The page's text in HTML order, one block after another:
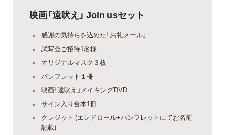
映画「遠吠え」 Join usセット
感謝の気持ちを込めた「お礼メール」
試写会ご招待1名様
オリジナルマスク３枚
パンフレット１冊
映画「遠吠え」メイキングDVD
サイン入り台本1冊
クレジット (エンドロール+パンフレットにてお名前
記載)